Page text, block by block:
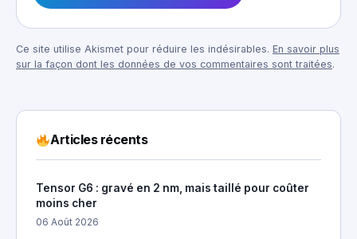
Ce site utilise Akismet pour réduire les indésirables. En savoir plus
sur la façon dont les données de vos commentaires sont traitées.
Articles récents
Tensor G6 : gravé en 2 nm, mais taillé pour coûter
moins cher
06 Août 2026